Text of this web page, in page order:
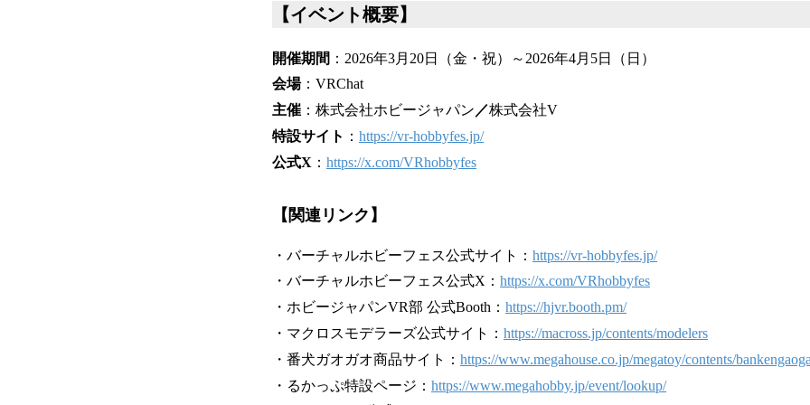
【イベント概要】
開催期間 ：2026年3月20日（金・祝）～2026年4月5日（日）
会場：VRChat
主催 ：株式会社ホビージャパン ／株式会社V
特設サイト ： https://vr-hobbyfes.jp/
公式X ： https://x.com/VRhobbyfes
【関連リンク】
・バーチャルホビーフェス公式サイト： https://vr-hobbyfes.jp/
・バーチャルホビーフェス公式X： https://x.com/VRhobbyfes
・ホビージャパンVR部 公式Booth： https://hjvr.booth.pm/
・マクロスモデラーズ公式サイト： https://macross.jp/contents/modelers
・番犬ガオガオ商品サイト： https://www.megahouse.co.jp/megatoy/contents/
・るかっぷ特設ページ： https://www.megahobby.jp/event/lookup/